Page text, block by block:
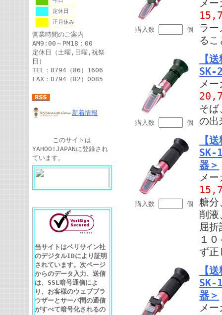
定休日
正月休み
営業時間のご案内
AM9:00～PM18：00
定休日（土曜,日曜,祝祭
日）
TEL：0794（86）1606
FAX：0794（82）0085
新着情報
このサイトは
YAHOO!JAPANに登録され
ています。
当サイトはベリサイン社
のデジタルIDにより証明
されています。次ページ
からのデータ入力、送信
は、SSL暗号通信によ
り、お客様のウェブブラ
ウザーとサーバ間の通信
がすべて暗号化されるの
購入数 個
メ
ラ
る
購入数 個
【
SK-
メ
そば
の出
購入数 個
【
SK-
器＞
メ
糖分
削液
屈
１
ず正
【
SK-
器＞
メ